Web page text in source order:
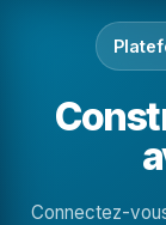
Connectez-